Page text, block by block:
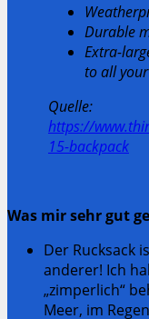
Durable
Extra-
to all
Quelle:
https://
15-backpack
Was mir sehr gut
Der Rucksack
anderer! Ich
„zimperlich“
Meer, im